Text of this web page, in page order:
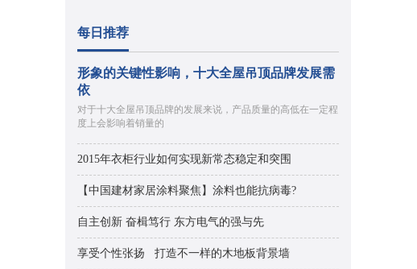
每日推荐
形象的关键性影响，十大全屋吊顶品牌发展需
依
对于十大全屋吊顶品牌的发展来说，产品质量的高低在一定程
度上会影响着销量的
2015年衣柜行业如何实现新常态稳定和突围
【中国建材家居涂料聚焦】涂料也能抗病毒?
自主创新 奋楫笃行 东方电气的强与先
享受个性张扬 打造不一样的木地板背景墙